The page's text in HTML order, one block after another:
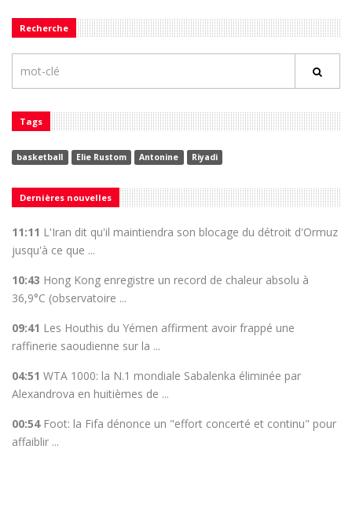
Recherche
Tags
basketball Elie Rustom Antonine Riyadi
Dernières nouvelles
11:11 L'Iran dit qu'il maintiendra son blocage du détroit d'Ormuz
jusqu'à ce que ...
10:43 Hong Kong enregistre un record de chaleur absolu à
36,9°C (observatoire ...
09:41 Les Houthis du Yémen affirment avoir frappé une
raffinerie saoudienne sur la ...
04:51 WTA 1000: la N.1 mondiale Sabalenka éliminée par
Alexandrova en huitièmes de ...
00:54 Foot: la Fifa dénonce un "effort concerté et continu" pour
affaiblir ...